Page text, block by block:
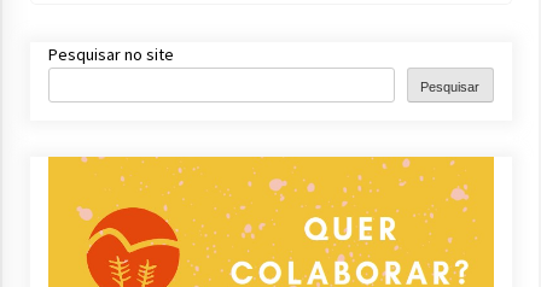
Pesquisar no site
Pesquisar